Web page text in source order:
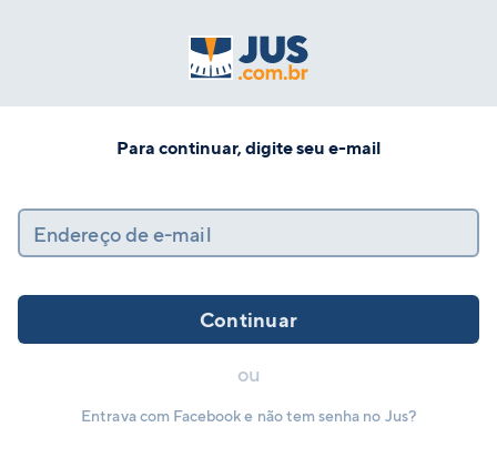
Para continuar, digite seu e-mail
Endereço de e-mail
Continuar
ou
Entrava com Facebook e não tem senha no Jus?